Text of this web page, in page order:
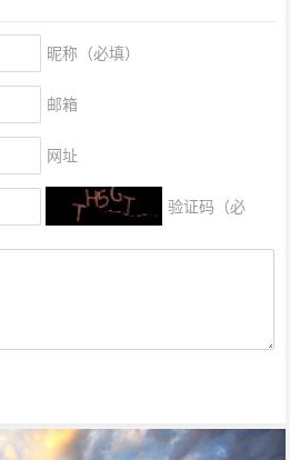
昵称（必填）
邮箱
网址
验证码（必